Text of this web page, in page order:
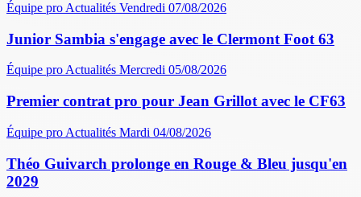
Équipe pro Actualités Vendredi 07/08/2026
Junior Sambia s'engage avec le Clermont Foot 63
Équipe proActualités Mercredi 05/08/2026
Premier contrat pro pour Jean Grillot avec le CF63
Équipe pro Actualités Mardi 04/08/2026
Théo Guivarch prolonge en Rouge & Bleu jusqu'en
2029